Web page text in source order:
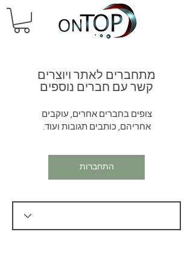
מתחברים לאתר ויוצרים
קשר עם חברים נוספים
צופים בחברים אחרים, עוקבים
אחריהם, כותבים תגובות ועוד.
התחברות